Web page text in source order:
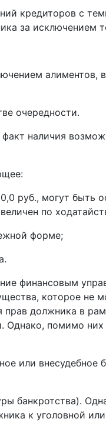
кредиторов с
за исключением
алиментов,
очередности.
наличия
руб., могут быть
по
форме;
финансовым
которое не
прав должника в
Однако, помимо
или внесудебное
банкротства).
к уголовной